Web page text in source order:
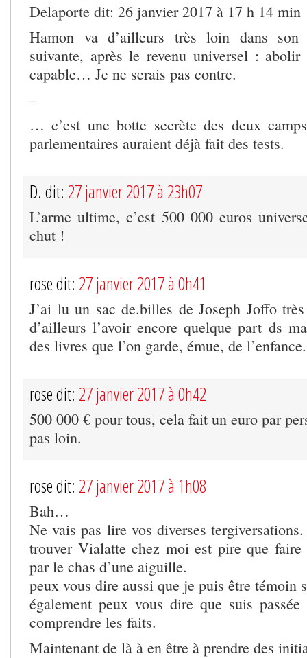
Delaporte dit: 26 janvier 2017 à 17 h 14 min
Hamon va d’ailleurs très loin dans son
suivante, après le revenu universel :
capable… Je ne serais pas contre.
–
… c’est une botte secrète des deux
parlementaires auraient déjà fait des tests.
D. dit: 27 janvier 2017 à 23h07
L’arme ultime, c’est 500 000 euros
chut !
rose dit: 27 janvier 2017 à 0h41
J’ai lu un sac de.billes de Joseph Joffo
d’ailleurs l’avoir encore quelque part ds
des livres que l’on garde, émue, de l’enfance.
rose dit: 27 janvier 2017 à 0h42
500 000 € pour tous, cela fait un euro par
pas loin.
rose dit: 27 janvier 2017 à 1h08
Bah…
Ne vais pas lire vos diverses
trouver Vialatte chez moi est pire que faire
par le chas d’une aiguille.
peux vous dire aussi que je puis être témoin
également peux vous dire que suis
comprendre les faits.
Maintenant de là à en être à prendre des